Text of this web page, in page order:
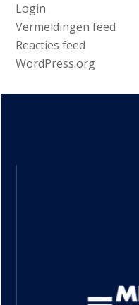
Login
Vermeldingen feed
Reacties feed
WordPress.org